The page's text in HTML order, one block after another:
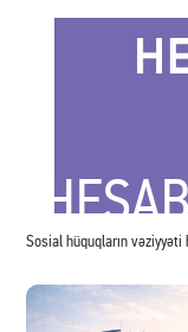
TRANSXƏZƏR
Sosial hüquqların vəziyyəti